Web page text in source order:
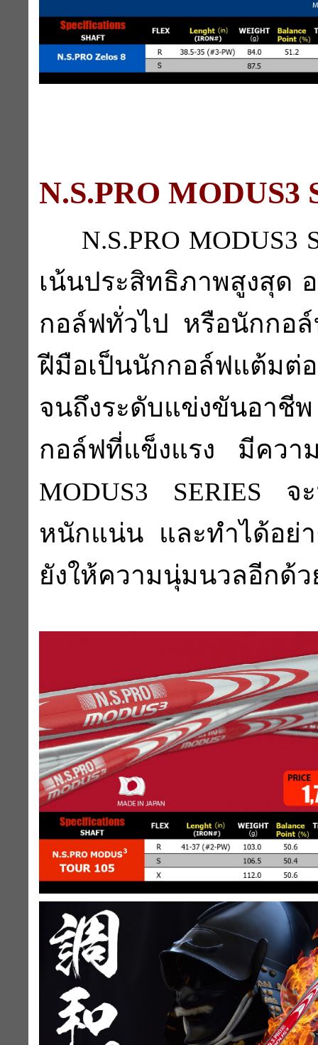
N.S.PRO MODUS3
N.S.PRO MODUS3
เน้นประสิทธิภาพสูงสุด
กอล์ฟทั่วไป หรือนักกอ
ฝีมือเป็นนักกอล์ฟแต้มต่
จนถึงระดับแข่งขันอาชี
กอล์ฟที่แข็งแรง มีความ
MODUS3 SERIES จ
หนักแน่น และทำได้อย่
ยังให้ความนุ่มนวลอีกด้ว